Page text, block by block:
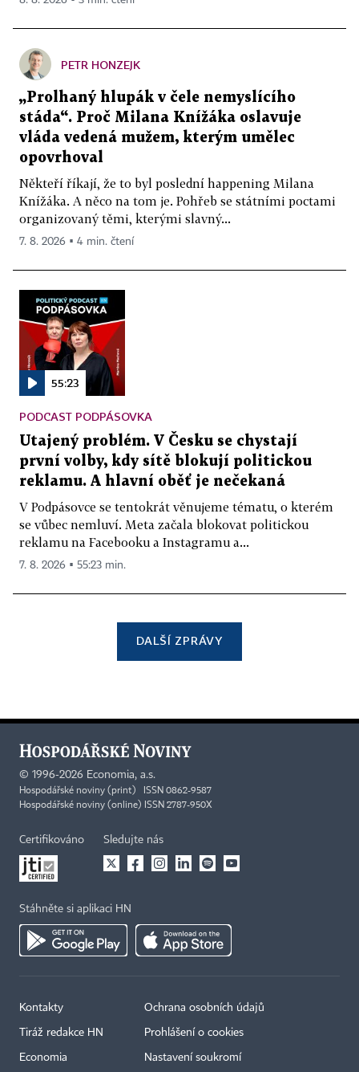
PETR HONZEJK
„Prolhaný hlupák v čele nemyslícího
stáda“. Proč Milana Knížáka oslavuje
vláda vedená mužem, kterým umělec
opovrhoval
Někteří říkají, že to byl poslední happening Milana
Knížáka. A něco na tom je. Pohřeb se státními poctami
organizovaný těmi, kterými slavný...
7. 8. 2026 ▪ 4 min. čtení
55:23
PODCAST PODPÁSOVKA
Utajený problém. V Česku se chystají
první volby, kdy sítě blokují politickou
reklamu. A hlavní oběť je nečekaná
V Podpásovce se tentokrát věnujeme tématu, o kterém
se vůbec nemluví. Meta začala blokovat politickou
reklamu na Facebooku a Instagramu a...
7. 8. 2026 ▪ 55:23 min.
DALŠÍ ZPRÁVY
© 1996-2026 Economia, a.s.
Hospodářské noviny (print) ISSN 0862-9587
Hospodářské noviny (online) ISSN 2787-950X
Certifikováno Sledujte nás
Stáhněte si aplikaci HN
Kontakty
Tiráž redakce HN
Economia
Ochrana osobních údajů
Prohlášení o cookies
Nastavení soukromí